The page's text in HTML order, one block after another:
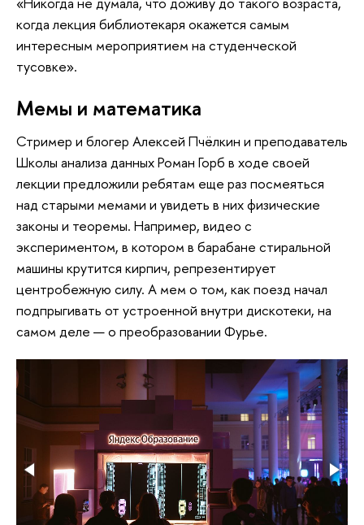
когда лекция библиотекаря окажется самым
интересным мероприятием на студенческой
тусовке».
Мемы и математика
Стример и блогер Алексей Пчёлкин и преподаватель
Школы анализа данных Роман Горб в ходе своей
лекции предложили ребятам еще раз посмеяться
над старыми мемами и увидеть в них физические
законы и теоремы. Например, видео с
экспериментом, в котором в барабане стиральной
машины крутится кирпич, репрезентирует
центробежную силу. А мем о том, как поезд начал
подпрыгивать от устроенной внутри дискотеки, на
самом деле — о преобразовании Фурье.